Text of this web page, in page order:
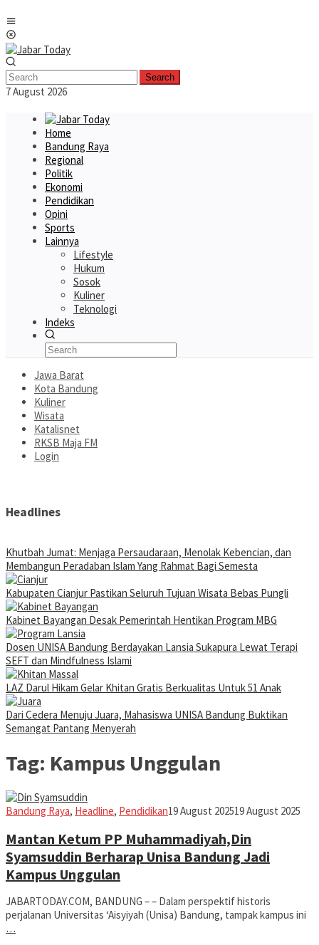
to
content
Search
7 August 2026
Home
Bandung Raya
Regional
Politik
Ekonomi
Pendidikan
Opini
Sports
Lainnya
Lifestyle
Hukum
Sosok
Kuliner
Teknologi
Indeks
Jawa Barat
Kota Bandung
Kuliner
Wisata
Katalisnet
RKSB Maja FM
Login
Headlines
Khutbah Jumat: Menjaga Persaudaraan, Menolak Kebencian, dan
Membangun Peradaban Islam Yang Rahmat Bagi Semesta
Kabupaten Cianjur Pastikan Seluruh Tujuan Wisata Bebas Pungli
Kabinet Bayangan Desak Pemerintah Hentikan Program MBG
Dosen UNISA Bandung Berdayakan Lansia Sukapura Lewat Terapi
SEFT dan Mindfulness Islami
LAZ Darul Hikam Gelar Khitan Gratis Berkualitas Untuk 51 Anak
Dari Cedera Menuju Juara, Mahasiswa UNISA Bandung Buktikan
Semangat Pantang Menyerah
Tag: Kampus Unggulan
Bandung Raya, Headline, PendidikanIman
19 August 202519 August 2025
Mantan Ketum PP Muhammadiyah,Din
Syamsuddin Berharap Unisa Bandung Jadi
Kampus Unggulan
JABARTODAY.COM, BANDUNG – – Dalam perspektif historis
perjalanan Universitas ‘Aisyiyah (Unisa) Bandung, tampak kampus ini
…